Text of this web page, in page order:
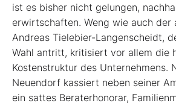
ist es bisher nicht gelungen,
erwirtschaften. Weng wie auch der
Andreas Tielebier-Langenscheidt,
Wahl antritt, kritisiert vor allem die
Kostenstruktur des Unternehmens.
Neuendorf kassiert neben seiner
ein sattes Beraterhonorar,